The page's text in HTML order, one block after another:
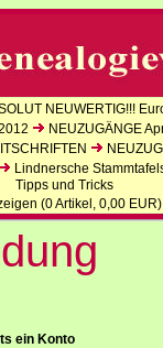
NEUWERTIG!!!
NEUZUGÄNGE
Lindnersche
Tipps und Tricks
(0Artikel, 0,00 EUR)
ein Konto